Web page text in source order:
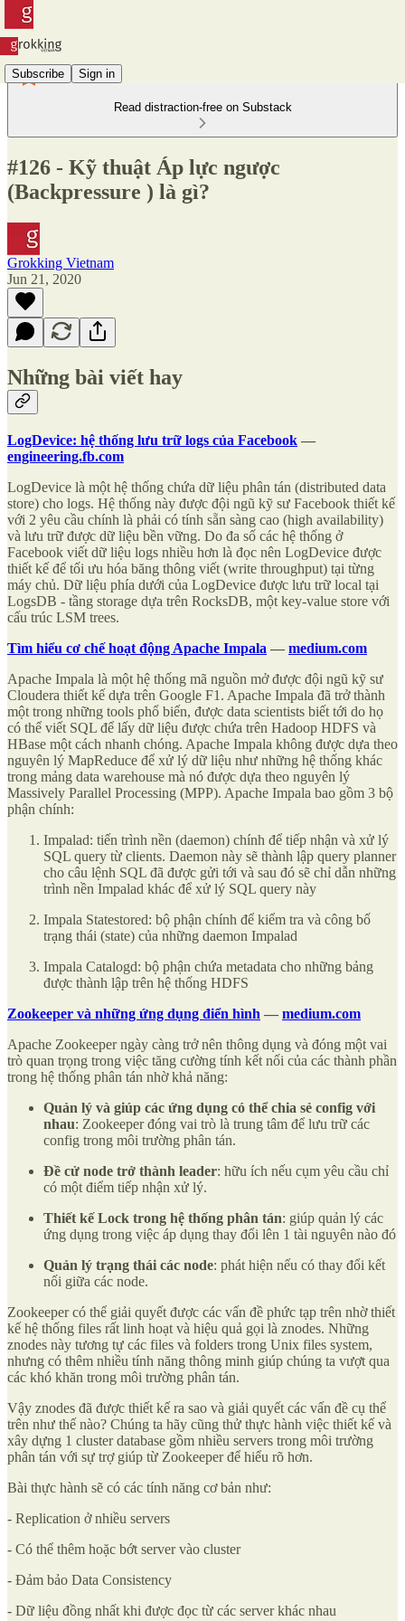
Subscribe Sign in
Read distraction-free on Substack
#126 - Kỹ thuật Áp lực ngược
(Backpressure ) là gì?
Grokking Vietnam
Jun 21, 2020
Những bài viết hay
LogDevice: hệ thống lưu trữ logs của Facebook —
engineering.fb.com
LogDevice là một hệ thống chứa dữ liệu phân tán (distributed data
store) cho logs. Hệ thống này được đội ngũ kỹ sư Facebook thiết kế
với 2 yêu cầu chính là phải có tính sẵn sàng cao (high availability)
và lưu trữ được dữ liệu bền vững. Do đa số các hệ thống ở
Facebook viết dữ liệu logs nhiều hơn là đọc nên LogDevice được
thiết kế để tối ưu hóa băng thông viết (write throughput) tại từng
máy chủ. Dữ liệu phía dưới của LogDevice được lưu trữ local tại
LogsDB - tầng storage dựa trên RocksDB, một key-value store với
cấu trúc LSM trees.
Tìm hiểu cơ chế hoạt động Apache Impala — medium.com
Apache Impala là một hệ thống mã nguồn mở được đội ngũ kỹ sư
Cloudera thiết kế dựa trên Google F1. Apache Impala đã trở thành
một trong những tools phổ biến, được data scientists biết tới do họ
có thể viết SQL để lấy dữ liệu được chứa trên Hadoop HDFS và
HBase một cách nhanh chóng. Apache Impala không được dựa theo
nguyên lý MapReduce để xử lý dữ liệu như những hệ thống khác
trong mảng data warehouse mà nó được dựa theo nguyên lý
Massively Parallel Processing (MPP). Apache Impala bao gồm 3 bộ
phận chính:
Impalad: tiến trình nền (daemon) chính để tiếp nhận và xử lý
SQL query từ clients. Daemon này sẽ thành lập query planner
cho câu lệnh SQL đã được gửi tới và sau đó sẽ chỉ dẫn những
trình nền Impalad khác để xử lý SQL query này
Impala Statestored: bộ phận chính để kiểm tra và công bố
trạng thái (state) của những daemon Impalad
Impala Catalogd: bộ phận chứa metadata cho những bảng
được thành lập trên hệ thống HDFS
Zookeeper và những ứng dụng điển hình — medium.com
Apache Zookeeper ngày càng trở nên thông dụng và đóng một vai
trò quan trọng trong việc tăng cường tính kết nối của các thành phần
trong hệ thống phân tán nhờ khả năng:
Quản lý và giúp các ứng dụng có thể chia sẻ config với
nhau: Zookeeper đóng vai trò là trung tâm để lưu trữ các
config trong môi trường phân tán.
Đề cử node trở thành leader: hữu ích nếu cụm yêu cầu chỉ
có một điểm tiếp nhận xử lý.
Thiết kế Lock trong hệ thống phân tán: giúp quản lý các
ứng dụng trong việc áp dụng thay đổi lên 1 tài nguyên nào đó
Quản lý trạng thái các node: phát hiện nếu có thay đổi kết
nối giữa các node.
Zookeeper có thể giải quyết được các vấn đề phức tạp trên nhờ thiết
kế hệ thống files rất linh hoạt và hiệu quả gọi là znodes. Những
znodes này tương tự các files và folders trong Unix files system,
nhưng có thêm nhiều tính năng thông minh giúp chúng ta vượt qua
các khó khăn trong môi trường phân tán.
Vậy znodes đã được thiết kế ra sao và giải quyết các vấn đề cụ thể
trên như thế nào? Chúng ta hãy cũng thử thực hành việc thiết kế và
xây dựng 1 cluster database gồm nhiều servers trong môi trường
phân tán với sự trợ giúp từ Zookeeper để hiểu rõ hơn.
Bài thực hành sẽ có các tính năng cơ bản như:
- Replication ở nhiều servers
- Có thể thêm hoặc bớt server vào cluster
- Đảm bảo Data Consistency
- Dữ liệu đồng nhất khi được đọc từ các server khác nhau